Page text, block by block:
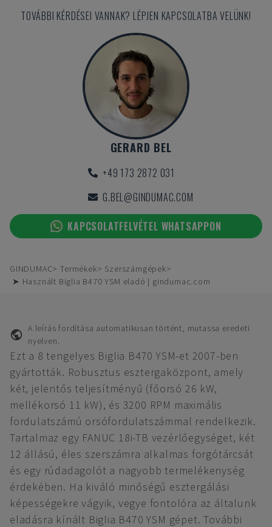
TOVÁBBI KÉRDÉSEI VANNAK? LÉPJEN KAPCSOLATBA VELÜNK!
GERARD BEL
+49 173 2872 031
G.BEL@GINDUMAC.COM
KAPCSOLATFELVÉTEL WHATSAPPON
GINDUMAC Termékek
Szerszámgépek
➤ Használt Biglia B470 YSM eladó | gindumac.com
A leírás fordítása automatikusan történt, mutassa eredeti
nyelven.
Ezt a 8 tengelyes Biglia B470 YSM-et 2007-ben
gyártották. Robusztus esztergaközpont, amely
két, jelentős teljesítményű (főorsó 26 kW,
mellékorsó 11 kW), és 3200 RPM maximális
fordulatszámú orsófordulatszámmal rendelkezik.
Tartalmaz egy FANUC 18i-TB vezérlőegységet, két
12 állású, éles szerszámra alkalmas forgótárcsát
és egy rúdadagolót a nagyobb termelékenység
érdekében. Ha kiváló minőségű esztergálási
képességekre vágyik, vegye fontolóra az általunk
eladásra kínált Biglia B470 YSM gépet. További